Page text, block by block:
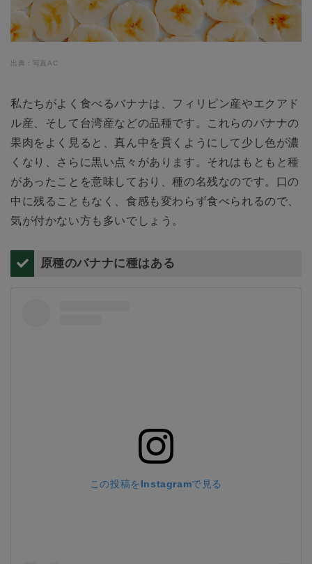
出典：写真AC
私たちがよく食べるバナナは、フィリピン産やエクアド
ル産、そして台湾産などの品種です。これらのバナナの
果肉をよく見ると、真ん中を貫くようにして少し色が濃
くなり、さらに黒い点々があります。それはもともと種
があったことを意味しており、種の名残なのです。口の
中に残ることもなく、食感も変わらず食べられるので、
気が付かない方も多いでしょう。
原種のバナナに種はある
この投稿をInstagramで見る